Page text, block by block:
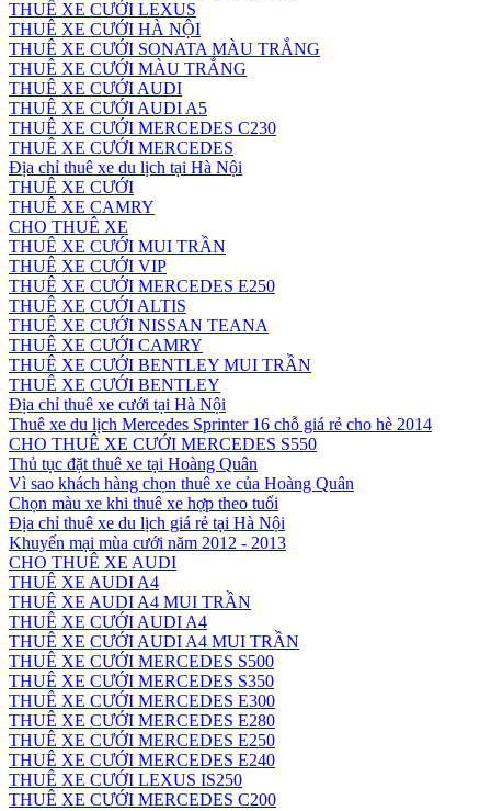
THUÊ XE CƯỚI LEXUS
THUÊ XE CƯỚI HÀ NỘI
THUÊ XE CƯỚI SONATA MÀU TRẮNG
THUÊ XE CƯỚI MÀU TRẮNG
THUÊ XE CƯỚI AUDI
THUÊ XE CƯỚI AUDI A5
THUÊ XE CƯỚI MERCEDES C230
THUÊ XE CƯỚI MERCEDES
Địa chỉ thuê xe du lịch tại Hà Nội
THUÊ XE CƯỚI
THUÊ XE CAMRY
CHO THUÊ XE
THUÊ XE CƯỚI MUI TRẦN
THUÊ XE CƯỚI VIP
THUÊ XE CƯỚI MERCEDES E250
THUÊ XE CƯỚI ALTIS
THUÊ XE CƯỚI NISSAN TEANA
THUÊ XE CƯỚI CAMRY
THUÊ XE CƯỚI BENTLEY MUI TRẦN
THUÊ XE CƯỚI BENTLEY
Địa chỉ thuê xe cưới tại Hà Nội
Thuê xe du lịch Mercedes Sprinter 16 chỗ giá rẻ cho hè 2014
CHO THUÊ XE CƯỚI MERCEDES S550
Thủ tục đặt thuê xe tại Hoàng Quân
Vì sao khách hàng chọn thuê xe của Hoàng Quân
Chọn màu xe khi thuê xe hợp theo tuổi
Địa chỉ thuê xe du lịch giá rẻ tại Hà Nội
Khuyến mại mùa cưới năm 2012 - 2013
CHO THUÊ XE AUDI
THUÊ XE AUDI A4
THUÊ XE AUDI A4 MUI TRẦN
THUÊ XE CƯỚI AUDI A4
THUÊ XE CƯỚI AUDI A4 MUI TRẦN
THUÊ XE CƯỚI MERCEDES S500
THUÊ XE CƯỚI MERCEDES S350
THUÊ XE CƯỚI MERCEDES E300
THUÊ XE CƯỚI MERCEDES E280
THUÊ XE CƯỚI MERCEDES E250
THUÊ XE CƯỚI MERCEDES E240
THUÊ XE CƯỚI LEXUS IS250
THUÊ XE CƯỚI MERCEDES C200